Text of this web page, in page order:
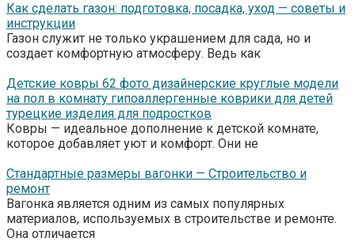
Как сделать газон: подготовка, посадка, уход — советы и
инструкции
Газон служит не только украшением для сада, но и
создает комфортную атмосферу. Ведь как
Детские ковры 62 фото дизайнерские круглые модели
на пол в комнату гипоаллергенные коврики для детей
турецкие изделия для подростков
Ковры — идеальное дополнение к детской комнате,
которое добавляет уют и комфорт. Они не
Стандартные размеры вагонки — Строительство и
ремонт
Вагонка является одним из самых популярных
материалов, используемых в строительстве и ремонте.
Она отличается